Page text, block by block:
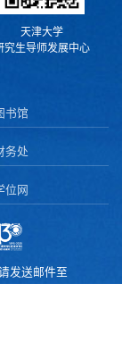
发送邮件至
天津大学
究生导师发展中心
书馆
务处
位网